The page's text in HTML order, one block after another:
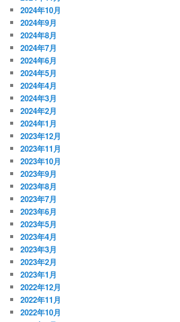
2024年10月
2024年9月
2024年8月
2024年7月
2024年6月
2024年5月
2024年4月
2024年3月
2024年2月
2024年1月
2023年12月
2023年11月
2023年10月
2023年9月
2023年8月
2023年7月
2023年6月
2023年5月
2023年4月
2023年3月
2023年2月
2023年1月
2022年12月
2022年11月
2022年10月